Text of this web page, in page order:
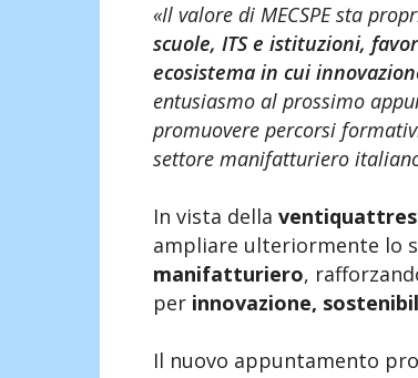
«Il valore di MECSPE sta
scuole, ITS e istituzioni,
ecosistema in cui
entusiasmo al prossimo
promuovere percorsi
settore manifatturiero
In vista della
ampliare ulteriormente lo
manifatturiero,
per innovazione,
Il nuovo appuntamento